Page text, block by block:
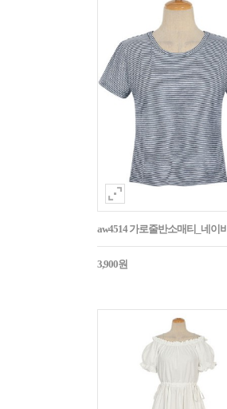
aw4514 가로줄반소매티_네이비
3,900원